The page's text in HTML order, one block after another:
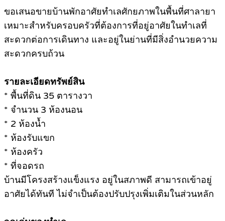
ขอเสนอขายบ้านพักอาศัยทําเลศักยภาพในพื้นที่ศาลายา
เหมาะสําหรับครอบครัวที่ต้องการที่อยู่อาศัยในทําเลที่
สะดวกต่อการเดินทาง และอยู่ในย่านที่มีสิ่งอำนวยความ
สะดวกครบถ้วน
รายละเอียดทรัพย์สิน
* พื้นที่ดิน 35 ตารางวา
* จํานวน 3 ห้องนอน
* 2 ห้องน้ำ
* ห้องรับแขก
* ห้องครัว
* ที่จอดรถ
บ้านมีโครงสร้างแข็งแรง อยู่ในสภาพดี สามารถเข้าอยู่
อาศัยได้ทันที ไม่จําเป็นต้องปรับปรุงเพิ่มเติมในส่วนหลัก